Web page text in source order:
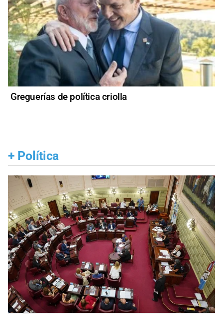
Greguerías de política criolla
+ Política